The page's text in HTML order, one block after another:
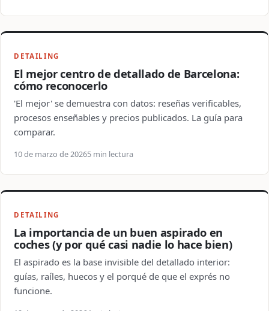
DETAILING
El mejor centro de detallado de Barcelona:
cómo reconocerlo
'El mejor' se demuestra con datos: reseñas verificables,
procesos enseñables y precios publicados. La guía para
comparar.
10 de marzo de 20265 min lectura
DETAILING
La importancia de un buen aspirado en
coches (y por qué casi nadie lo hace bien)
El aspirado es la base invisible del detallado interior:
guías, raíles, huecos y el porqué de que el exprés no
funcione.